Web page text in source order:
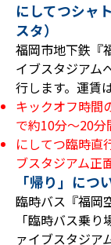
にしてつシャ
スタ）
福岡市地下鉄『
イブスタジアム
行します。運賃
キックオフ時間
で約10分～20分
にしてつ臨時直
ブスタジアム正
「帰り」につ
臨時バス『福岡
「臨時バス乗
ァイブスタジア